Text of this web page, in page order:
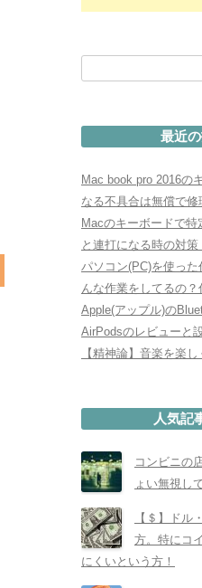
最近
Mac book pro 2016の
なる不具合は無償で修
Macのキーボードで特
と連打になる時の対策
パソコン(PC)を使っ
んな作業をしてるの
Apple(アップル)の
AirPodsのレビューと
【精神論】音楽を楽
人気記
コンビニの
ょい無視し
【＄】ドル
方。特にコ
にくいという方！